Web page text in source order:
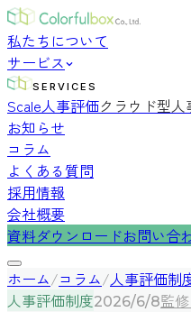
私たちについて
サービス
SERVICES
Scale人事評価クラウド型
お知らせ
コラム
よくある質問
採用情報
会社概要
資料ダウンロードお問い合
ホーム/コラム/人事評価制
人事評価制度2026/6/8監